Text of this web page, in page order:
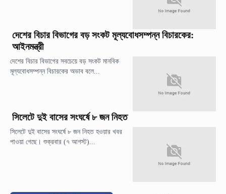
দেশের বিচার বিভাগের বড় সংকট মূল্যবোধসম্পন্ন বিচারকের:
আইনমন্ত্রী
দেশের বিচার বিভাগের সবচেয়ে বড় সংকট মানবিক
মূল্যবোধসম্পন্ন বিচারকের অভাব বলে...
সিলেটে দুই বাসের সংঘর্ষে ৮ জন নিহত
সিলেটে দুই বাসের সংঘর্ষে ৮ জন নিহত হওয়ার খবর
পাওয়া গেছে। শুক্রবার (৭ আগস্ট)...